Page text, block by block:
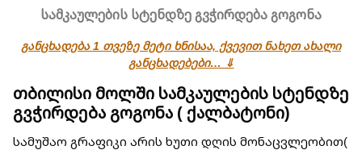
სამკაულების სტენდზე გვჭირდება გოგონა
განცხადება 1 თვეზე მეტი ხნისაა, ქვევით ნახეთ ახალი
განცხადებები… ⇓
თბილისი მოლში სამკაულების სტენდზე
გვჭირდება გოგონა ( ქალბატონი)
სამუშაო გრაფიკი არის ხუთი დღის მონაცვლეობით(